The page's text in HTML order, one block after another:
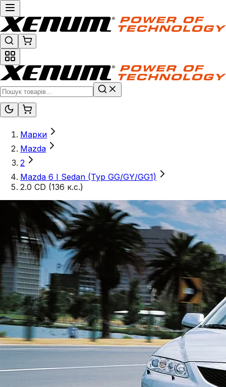
Марки
Mazda
2
Mazda 6 I Sedan (Typ GG/GY/GG1)
2.0 CD (136 к.с.)